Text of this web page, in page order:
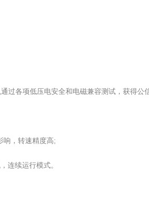
过各项低压电安全和电磁兼容测试，获得
响，转速精度高;
连续运行模式。